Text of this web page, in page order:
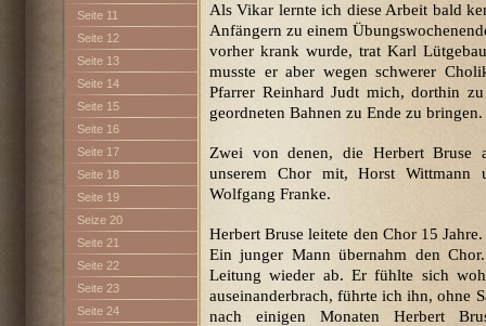
Seite 11
Seite 12
Seite 13
Seite 14
Seite 15
Seite 16
Seite 17
Seite 18
Seite 19
Seize 20
Seite 21
Seite 22
Seite 23
Seite 24
Als Vikar lernte ich diese Arbeit bald
Anfängern zu einem
vorher krank wurde, trat Karl
musste er aber wegen schwerer
Pfarrer Reinhard Judt mich, dorthin
geordneten Bahnen zu Ende zu bringen.
Zwei von denen, die Herbert Bruse
unserem Chor mit, Horst Wittmann
Wolfgang Franke.
Herbert Bruse leitete den Chor 15
Ein junger Mann übernahm den
Leitung wieder ab. Er fühlte sich
auseinanderbrach, führte ich ihn, ohne
nach einigen Monaten Herbert